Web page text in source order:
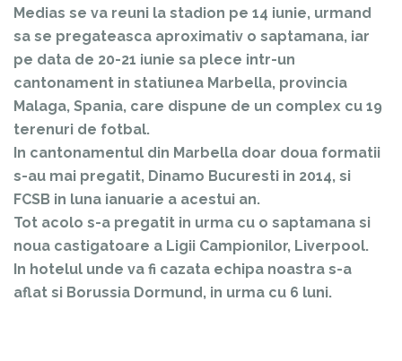
Medias se va reuni la stadion pe 14 iunie, urmand
sa se pregateasca aproximativ o saptamana, iar
pe data de 20-21 iunie sa plece intr-un
cantonament in statiunea Marbella, provincia
Malaga, Spania, care dispune de un complex cu 19
terenuri de fotbal.
In cantonamentul din Marbella doar doua formatii
s-au mai pregatit, Dinamo Bucuresti in 2014, si
FCSB in luna ianuarie a acestui an.
Tot acolo s-a pregatit in urma cu o saptamana si
noua castigatoare a Ligii Campionilor, Liverpool.
In hotelul unde va fi cazata echipa noastra s-a
aflat si Borussia Dormund, in urma cu 6 luni.